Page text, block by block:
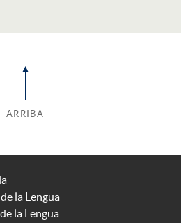
ARRIBA
la Lengua
la Lengua